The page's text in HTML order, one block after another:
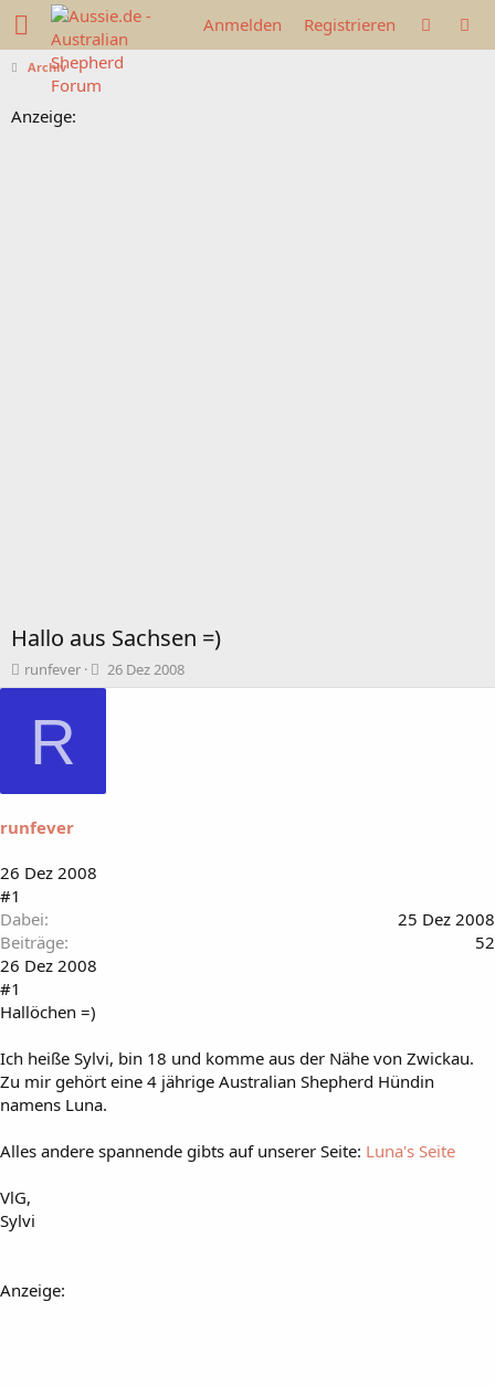
Anmelden Registrieren
Archiv
Anzeige:
Hallo aus Sachsen =)
T
h
a
t
runfever
B
e
26 Dez 2008
R
runfever
26 Dez 2008
#1
Dabei
25 Dez 2008
Beiträge
52
26 Dez 2008
#1
Hallöchen =)
Ich heiße Sylvi, bin 18 und komme aus der Nähe von Zwickau.
Zu mir gehört eine 4 jährige Australian Shepherd Hündin
namens Luna.
Alles andere spannende gibts auf unserer Seite: Luna's Seite
VlG,
Sylvi
Anzeige: